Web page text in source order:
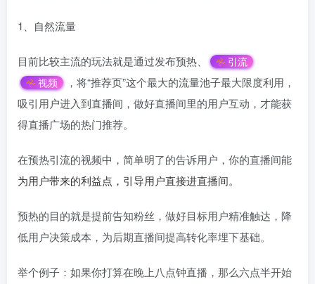
1、自然流量
目前比较主流的玩法就是通过发布预热、
引流
视频
，将“推荐页”这个最大的流量池子最大限度利用，
吸引用户进入到直播间，做好直播间里的用户互动，才能获
得直播广场的热门推荐。
在预热引流的视频中，简单明了的告诉用户，你的直播间能
为用户带来的利益点， 引导用户直接进直播间。
预热的目的就是提前告知粉丝，做好目标用户精准触达，降
低用户决策成本，为后期直播间提高转化率埋下基础。
举个例子：如果你打算在晚上八点钟直播，那么六点半开始